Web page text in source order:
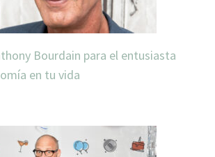
Bourdain para el entusiasta
en tu vida